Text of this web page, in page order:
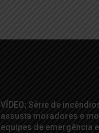
VÍDEO; Série de
assusta moradores e
equipes de emergência